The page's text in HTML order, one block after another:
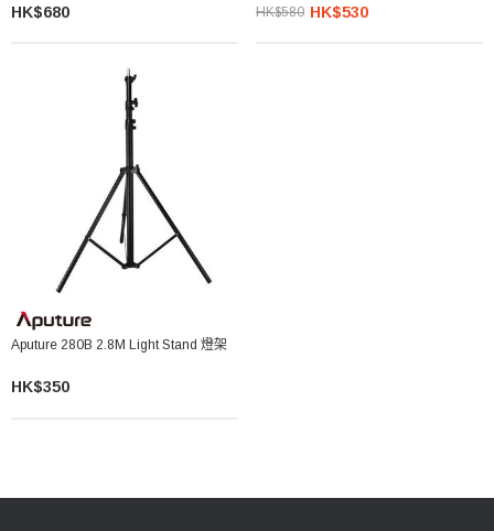
(150cm)
HK$680
HK$580 HK$530
Aputure 280B 2.8M Light Stand 燈架
HK$350